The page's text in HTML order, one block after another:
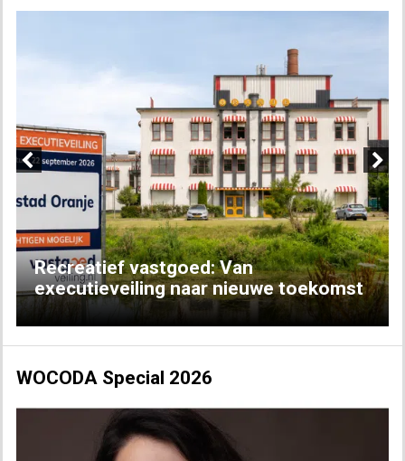
Recreatief vastgoed: Van
executieveiling naar nieuwe toekomst
Next
WOCODA Special 2026